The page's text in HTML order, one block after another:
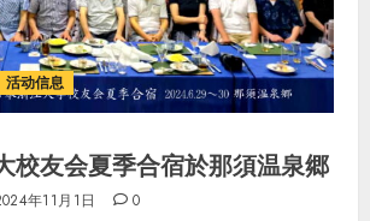
活动信息
校友会夏季合宿於那須温泉郷
年11月1日 0